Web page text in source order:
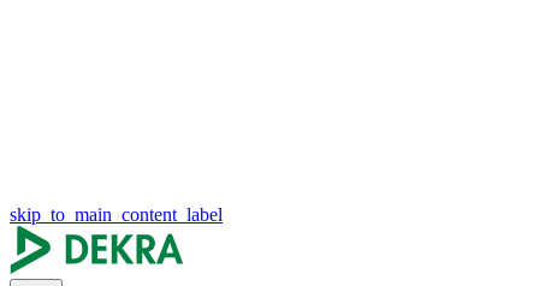
skip_to_main_content_label